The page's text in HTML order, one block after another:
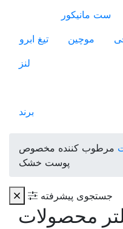
ست مانیکور
موچین
تیغ ابرو
لنز
برند
مرطوب کننده مخصوص
پوست خشک
جستجوی پیشرفته
محصولات